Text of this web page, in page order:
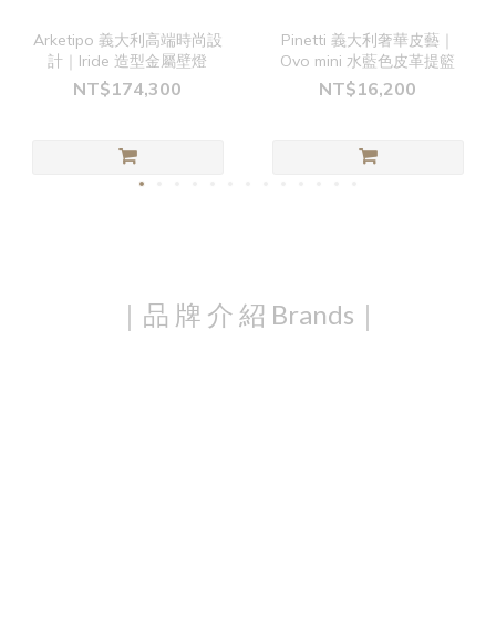
Arketipo 義大利高端時尚設
計｜Iride 造型金屬壁燈
NT$174,300
Pinetti 義大利奢華皮藝｜
Ovo mini 水藍色皮革提籃
NT$16,200
｜品 牌 介 紹 Brands｜